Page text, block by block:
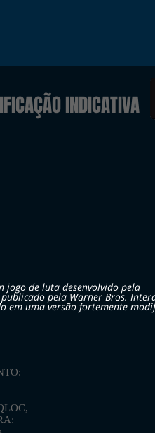
INDICATIVA
jogo de luta desenvolvido pela
pela Warner Bros.
em uma versão fortemente